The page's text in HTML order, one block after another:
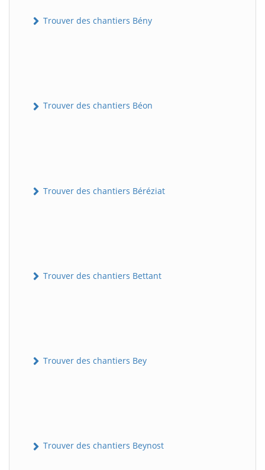
Trouver des chantiers Bény
Trouver des chantiers Béon
Trouver des chantiers Béréziat
Trouver des chantiers Bettant
Trouver des chantiers Bey
Trouver des chantiers Beynost